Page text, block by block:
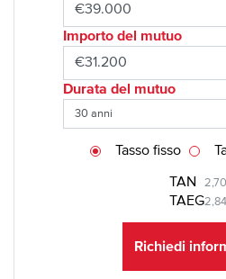
Importo del mutuo
Durata del mutuo
TAN
TAEG
Tasso fisso
Richiedi